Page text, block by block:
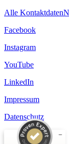
Alle Kontaktdaten
Facebook
Instagram
YouTube
LinkedIn
Impressum
Datenschutz